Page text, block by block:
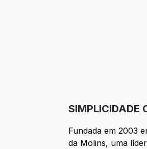
SIMPLICIDADE
Fundada em 2003
da Molins, uma